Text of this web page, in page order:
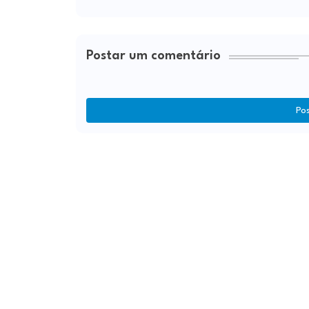
Postar um comentário